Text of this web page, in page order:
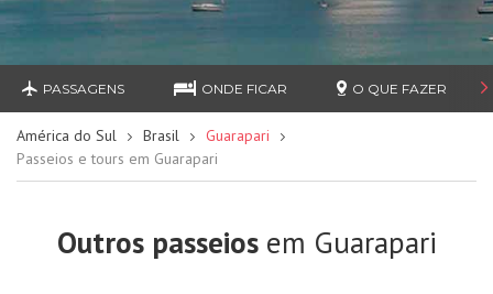
PASSAGENS ONDE FICAR O QUE FAZER
América do Sul Brasil
Guarapari
Passeios e tours em Guarapari
Outros passeiosem Guarapari